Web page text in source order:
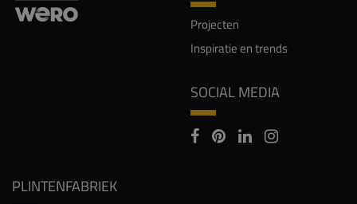
SOCIAL MEDIA
Contact